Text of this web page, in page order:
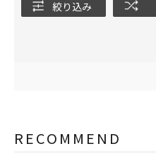
絞り込み
RECOMMEND